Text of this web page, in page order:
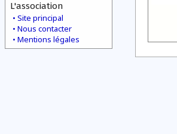
L'association
Site principal
Nous contacter
Mentions légales